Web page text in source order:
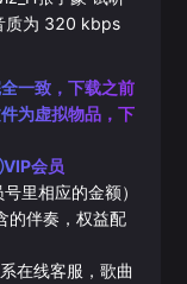
质为 320 kbps
一致，下载之前
为虚拟物品，下
会员
里相应的金额）
的伴奏，权益配
在线客服，歌曲